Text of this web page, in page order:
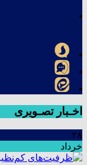
اخـبار تصـویری
۲۸
خرداد